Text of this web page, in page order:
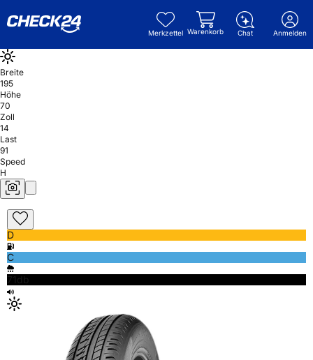
Merkzettel Warenkorb Chat Anmelden
Breite
195
Höhe
70
Zoll
14
Last
91
Speed
H
D
C
71db